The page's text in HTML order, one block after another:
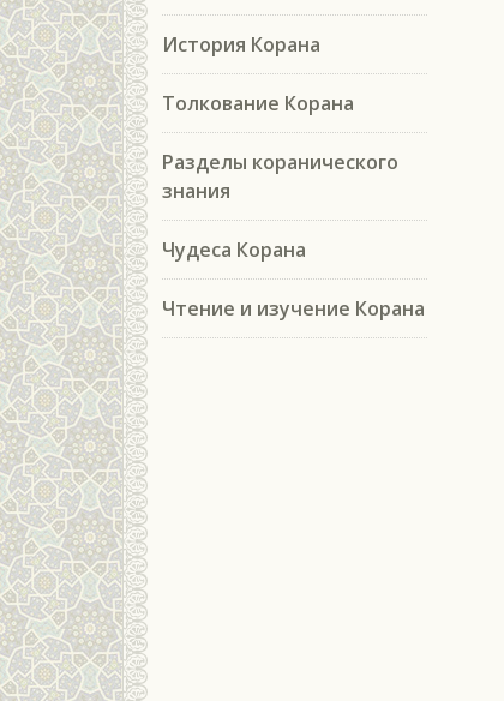
История Корана
Толкование Корана
Разделы коранического
знания
Чудеса Корана
Чтение и изучение Корана